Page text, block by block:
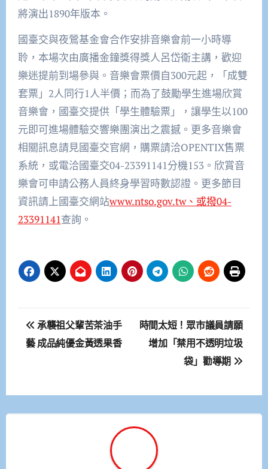
將演出1890年版本。
國臺交與夜鶯基金會合作安排音樂會前一小時導
聆，本場次由廣播金鐘獎得獎人呂岱衛主講，歡迎
樂迷提前到場參與。音樂會票價自300元起，「成雙
套票」2人同行1人半價；而為了鼓勵學生進場欣賞
音樂會，國臺交提供「學生體驗票」，讓學生以100
元即可進場體驗交響樂團演出之震撼。更多音樂會
相關訊息請見國臺交官網，購票請洽OPENTIX售票
系統，或電洽國臺交04-23391141分機153。欣賞音
樂會可申請公務人員終身學習時數認證。更多節目
資訊請上國臺交網站www.ntso.gov.tw、或撥04-
23391141查詢。
文
章
覽
承襲祖父輩苦茶油手
藝 成品純優金黃透果香
時間太短！眾市議員請願
增加「禁用不透明垃圾
袋」勸導期